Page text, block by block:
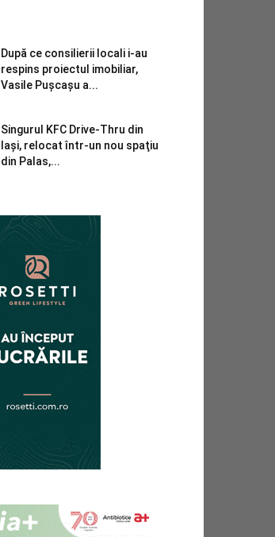
După ce consilierii locali i-au
respins proiectul imobiliar,
Vasile Pușcașu a...
Singurul KFC Drive-Thru din
Iași, relocat într-un nou spaţiu
din Palas,...